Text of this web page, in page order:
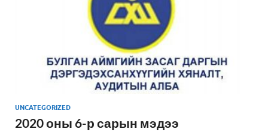
UNCATEGORIZED
2020 оны 6-р сарын мэдээ